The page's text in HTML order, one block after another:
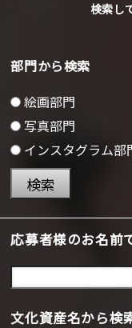
検索し
部門から検索
絵画部門
写真部門
インスタグラム部
検索
応募者様のお名前
文化資産名から検